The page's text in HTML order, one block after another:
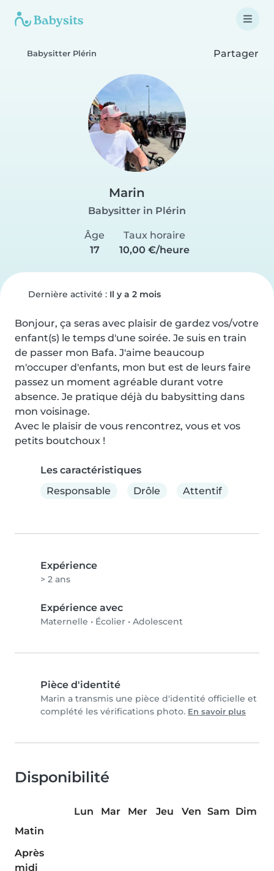
Babysitter Plérin Partager
Marin
Babysitter in Plérin
Âge
17
Taux horaire
10,00 €/heure
Dernière activité : Il y a 2 mois
Bonjour, ça seras avec plaisir de gardez vos/votre
enfant(s) le temps d'une soirée. Je suis en train
de passer mon Bafa. J'aime beaucoup
m'occuper d'enfants, mon but est de leurs faire
passez un moment agréable durant votre
absence. Je pratique déjà du babysitting dans
mon voisinage.
Avec le plaisir de vous rencontrez, vous et vos
petits boutchoux !
Les caractéristiques
Responsable
Drôle Attentif
Expérience
> 2 ans
Expérience avec
Maternelle • Écolier • Adolescent
Pièce d'identité
Marin a transmis une pièce d'identité officielle et
complété les vérifications photo. En savoir plus
Disponibilité
Lun Mar Mer Jeu Ven Sam Dim
Matin
Après
midi